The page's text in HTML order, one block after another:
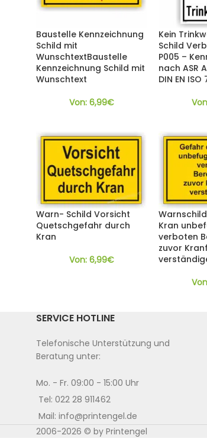
Baustelle Kennzeichnung
Schild mit
WunschtextBaustelle
Kennzeichnung Schild mit
Wunschtext
Von: 6,99€
Kein
Schild
P005 –
nach ASR
DIN EN ISO
Warn- Schild Vorsicht
Quetschgefahr durch
Kran
Von: 6,99€
Kran
verboten
zuvor
SERVICE HOTLINE
Telefonische Unterstützung und
Beratung unter:
Mo. - Fr. 09:00 - 15:00 Uhr
Tel: 022 28 911462
Mail: info@printengel.de
2006-2026 © by Printengel